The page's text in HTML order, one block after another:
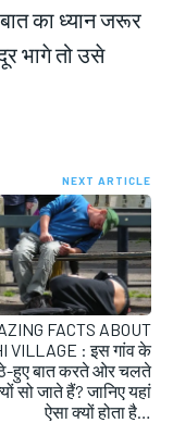
का ध्‍यान जरूर
भागे तो उसे
NEXT ARTICLE
FACTS ABOUT
VILLAGE : इस गांव के
हुए बात करते ओर चलते
सो जाते हैं? जानिए यहां
ऐसा क्यों होता है…